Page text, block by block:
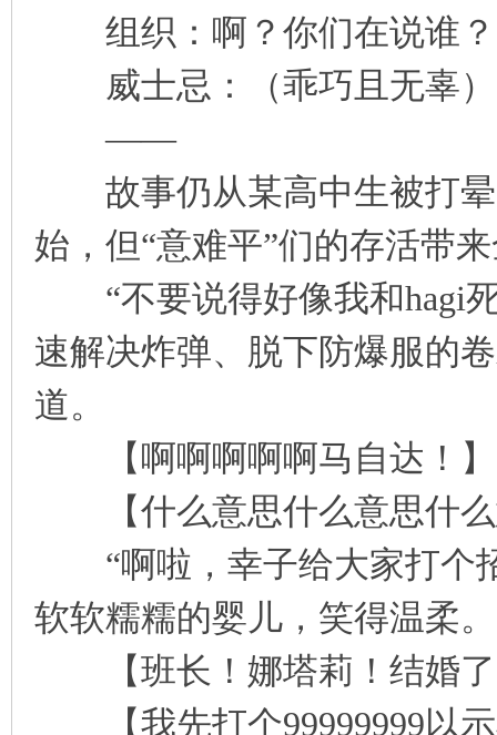
组织：啊？你们在说谁？
威士忌：（乖巧且无辜）
——
故事仍从某高中生被打晕
始，但“意难平”们的存活带
“不要说得好像我和hagi死
速解决炸弹、脱下防爆服的
道。
【啊啊啊啊啊马自达！】
【什么意思什么意思什么
“啊啦，幸子给大家打个
软软糯糯的婴儿，笑得温柔。
【班长！娜塔莉！结婚了
【我先打个99999999以